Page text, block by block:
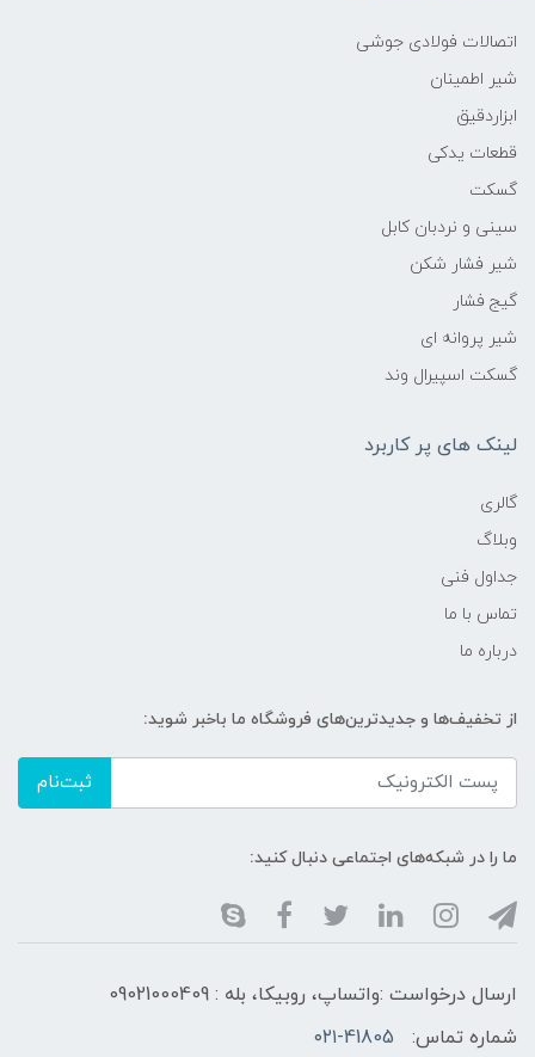
اتصالات فولادی جوشی
شیر اطمینان
ابزاردقیق
قطعات یدکی
گسکت
سینی و نردبان کابل
شیر فشار شکن
گیج فشار
شیر پروانه ای
گسکت اسپیرال وند
لینک های پر کاربرد
گالری
وبلاگ
جداول فنی
تماس با ما
درباره ما
از تخفیف‌ها و جدیدترین‌های فروشگاه ما باخبر شوید:
ثبت‌نام
ما را در شبکه‌های اجتماعی دنبال کنید:
ارسال درخواست :واتساپ، روبیکا، بله : 09021000409
شماره تماس:
۰۲۱-41805